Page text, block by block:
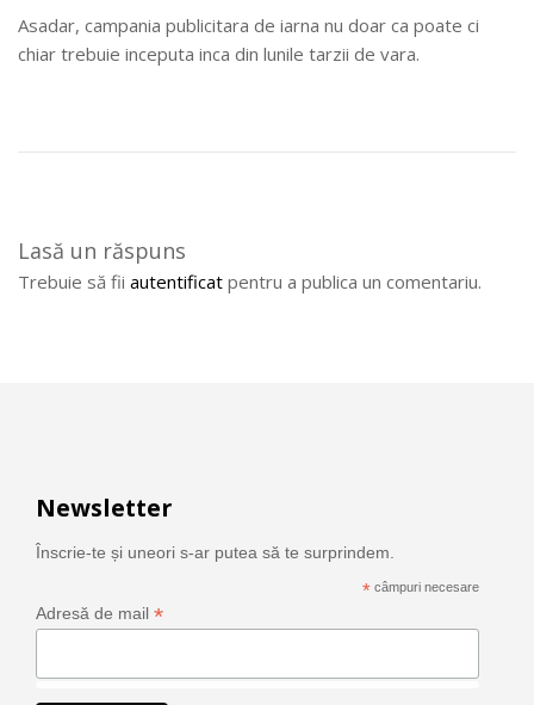
Asadar, campania publicitara de iarna nu doar ca poate ci
chiar trebuie inceputa inca din lunile tarzii de vara.
a
u
n
Lasă un răspuns
Trebuie să fii autentificat pentru a publica un comentariu.
Newsletter
Înscrie-te și uneori s-ar putea să te surprindem.
* câmpuri necesare
Adresă de mail *